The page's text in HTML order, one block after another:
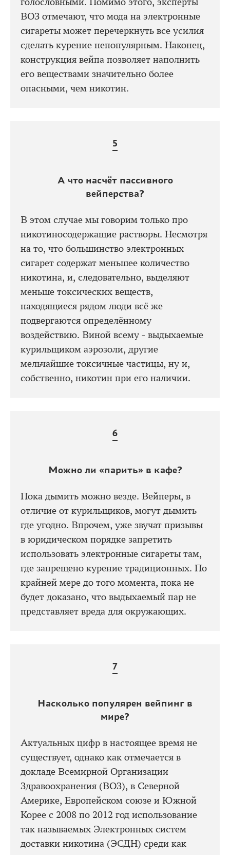
ВОЗ отмечают, что мода на электронные
сигареты может перечеркнуть все усилия
сделать курение непопулярным. Наконец,
конструкция вейпа позволяет наполнить
его веществами значительно более
опасными, чем никотин.
А что насчёт пассивного
вейперства?
В этом случае мы говорим только про
никотиносодержащие растворы. Несмотря
на то, что большинство электронных
сигарет содержат меньшее количество
никотина, и, следовательно, выделяют
меньше токсических веществ,
находящиеся рядом люди всё же
подвергаются определённому
воздействию. Виной всему - выдыхаемые
курильщиком аэрозоли, другие
мельчайшие токсичные частицы, ну и,
собственно, никотин при его наличии.
Можно ли «парить» в кафе?
Пока дымить можно везде. Вейперы, в
отличие от курильщиков, могут дымить
где угодно. Впрочем, уже звучат призывы
в юридическом порядке запретить
использовать электронные сигареты там,
где запрещено курение традиционных. По
крайней мере до того момента, пока не
будет доказано, что выдыхаемый пар не
представляет вреда для окружающих.
Насколько популярен вейпинг в
мире?
Актуальных цифр в настоящее время не
существует, однако как отмечается в
докладе Всемирной Организации
Здравоохранения (ВОЗ), в Северной
Америке, Европейском союзе и Южной
Корее с 2008 по 2012 год использование
так называемых Электронных систем
доставки никотина (ЭСДН) среди как